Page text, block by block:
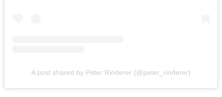
A post shared by Peter Rinderer (@peter_rinderer)